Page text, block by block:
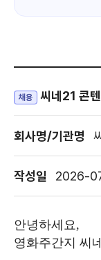
채용 씨네21 콘
회사명/기관명
작성일 2026-
안녕하세요,
영화주간지 씨네